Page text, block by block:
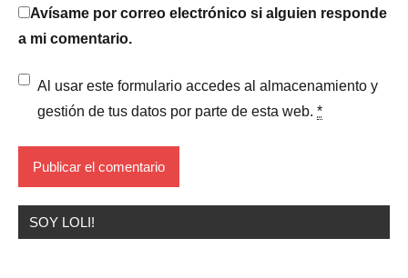
Avísame por correo electrónico si alguien responde
a mi comentario.
Al usar este formulario accedes al almacenamiento y
gestión de tus datos por parte de esta web. *
SOY LOLI!